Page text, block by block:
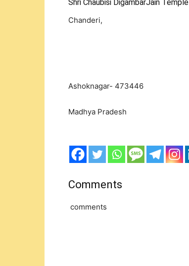
Shri Chaubisi DigambarJain Temple
Chanderi,
Ashoknagar- 473446
Madhya Pradesh
Comments
comments